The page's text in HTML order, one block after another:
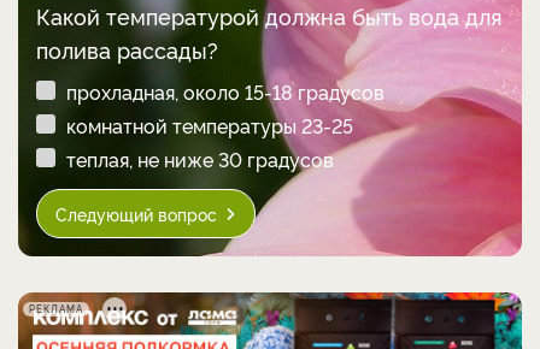
Какой температурой должна быть вода для
полива рассады?
прохладная, около 15-18 градусов
комнатной температуры 23-25
теплая, не ниже 30 градусов
Следующий вопрос
РЕКЛАМА